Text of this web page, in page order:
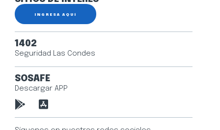
INGRESA AQUÍ
1402
Seguridad Las Condes
SOSAFE
Descargar APP